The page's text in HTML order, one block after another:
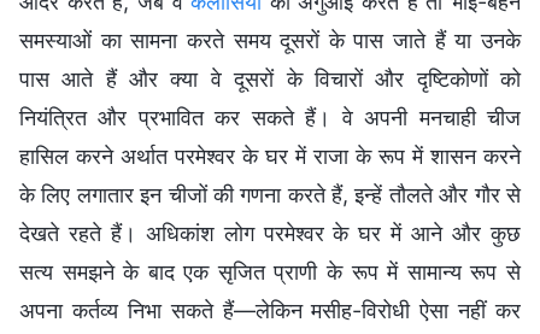
समस्याओं का सामना करते समय दूसरों के पास जाते हैं या उनके
पास आते हैं और क्या वे दूसरों के विचारों और दृष्टिकोणों को
नियंत्रित और प्रभावित कर सकते हैं। वे अपनी मनचाही चीज
हासिल करने अर्थात परमेश्वर के घर में राजा के रूप में शासन करने
के लिए लगातार इन चीजों की गणना करते हैं, इन्हें तौलते और गौर से
देखते रहते हैं। अधिकांश लोग परमेश्वर के घर में आने और कुछ
सत्य समझने के बाद एक सृजित प्राणी के रूप में सामान्य रूप से
अपना कर्तव्य निभा सकते हैं—लेकिन मसीह-विरोधी ऐसा नहीं कर